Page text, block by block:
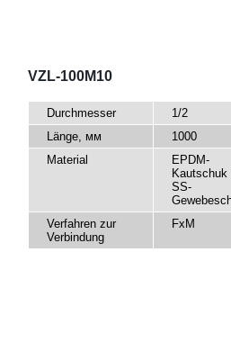
VZL-100M10
Durchmesser
1/2
Länge, мм
1000
Material
EPDM-
Kautschuk
SS-
Verfahren zur
Verbindung
FxM